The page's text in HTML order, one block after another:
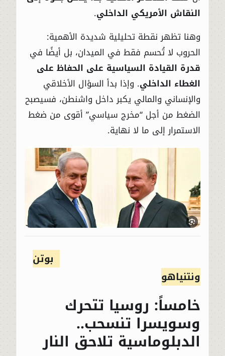
النقاش الأمريكي الداخلي.
وهنا تظهر نقطة تحليلية شديدة الأهمية:
الحروب لا تُحسم فقط في الميدان، بل أيضًا في
قدرة القيادة السياسية على الحفاظ على
الغطاء الداخلي. وإذا بدأ السؤال الأخلاقي
والإنساني والمالي يكبر داخل واشنطن، فسيصبح
الضغط من أجل “مخرج سياسي” أقوى من ضغط
الاستمرار إلى ما لا نهاية.
بوتن
ونتنياهو
خامساً: روسيا تتحرك
وسويسرا تنسحب..
الدبلوماسية تلاحق النار